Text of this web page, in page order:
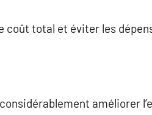
coût total et éviter les
améliorer